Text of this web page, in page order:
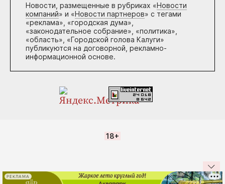
Новости, размещенные в рубриках «Новости
компаний» и «Новости партнеров» с тегами
«реклама», «городская дума»,
«законодательное собрание», «политика»,
«область», «Городской голова Калуги»
публикуются на договорной, рекламно-
информационной основе.
18+
РЕКЛАМА